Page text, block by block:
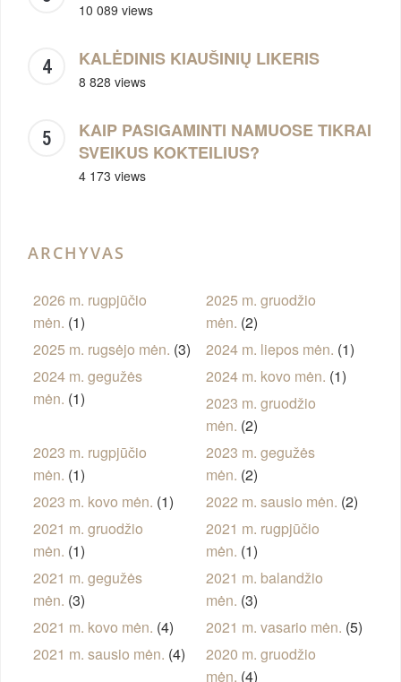
10 089 views
KALĖDINIS KIAUŠINIŲ LIKERIS
8 828 views
KAIP PASIGAMINTI NAMUOSE TIKRAI
SVEIKUS KOKTEILIUS?
4 173 views
ARCHYVAS
2026 m. rugpjūčio
mėn. (1)
2025 m. gruodžio
mėn. (2)
2025 m. rugsėjo mėn. (3) 2024 m. liepos mėn. (1)
2024 m. gegužės
mėn. (1)
2024 m. kovo mėn. (1)
2023 m. gruodžio
mėn. (2)
2023 m. rugpjūčio
mėn. (1)
2023 m. gegužės
mėn. (2)
2023 m. kovo mėn. (1) 2022 m. sausio mėn. (2)
2021 m. gruodžio
mėn. (1)
2021 m. rugpjūčio
mėn. (1)
2021 m. gegužės
mėn. (3)
2021 m. balandžio
mėn. (3)
2021 m. kovo mėn. (4) 2021 m. vasario mėn. (5)
2021 m. sausio mėn. (4)
2020 m. gruodžio
mėn. (4)